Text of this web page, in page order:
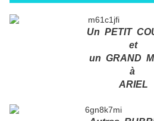
Un PETIT
et
un GRAND
à
ARIEL